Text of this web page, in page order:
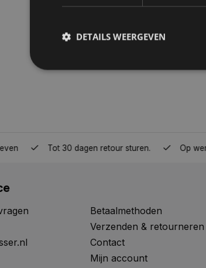
Tot 30 dagen retour sturen. Op
Betaalmethoden
Verzenden & retourneren
Contact
Mijn account
DETAILS WEERGEVEN
__cf_bm